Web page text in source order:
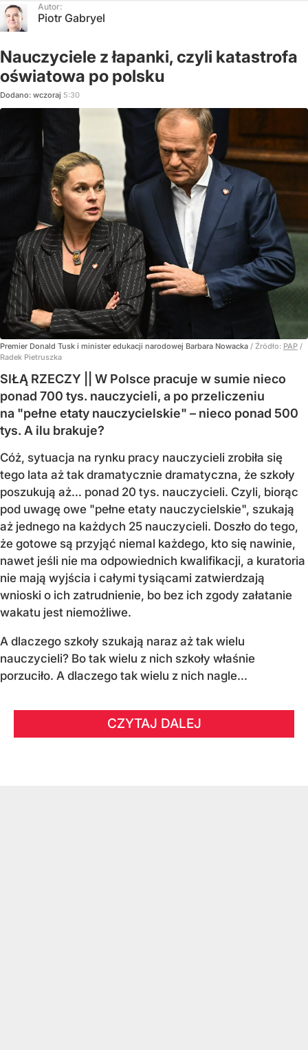
Autor:
Piotr Gabryel
Nauczyciele z łapanki, czyli katastrofa
oświatowa po polsku
Dodano: wczoraj 5:30
Premier Donald Tusk i minister edukacji narodowej Barbara Nowacka / Źródło: PAP /
Radek Pietruszka
SIŁĄ RZECZY || W Polsce pracuje w sumie nieco
ponad 700 tys. nauczycieli, a po przeliczeniu
na "pełne etaty nauczycielskie" – nieco ponad 500
tys. A ilu brakuje?
Cóż, sytuacja na rynku pracy nauczycieli zrobiła się
tego lata aż tak dramatycznie dramatyczna, że szkoły
poszukują aż… ponad 20 tys. nauczycieli. Czyli, biorąc
pod uwagę owe "pełne etaty nauczycielskie", szukają
aż jednego na każdych 25 nauczycieli. Doszło do tego,
że gotowe są przyjąć niemal każdego, kto się nawinie,
nawet jeśli nie ma odpowiednich kwalifikacji, a kuratoria
nie mają wyjścia i całymi tysiącami zatwierdzają
wnioski o ich zatrudnienie, bo bez ich zgody załatanie
wakatu jest niemożliwe.
A dlaczego szkoły szukają naraz aż tak wielu
nauczycieli? Bo tak wielu z nich szkoły właśnie
porzuciło. A dlaczego tak wielu z nich nagle...
CZYTAJ DALEJ